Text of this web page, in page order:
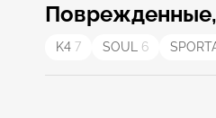
K4 7 SOUL 6